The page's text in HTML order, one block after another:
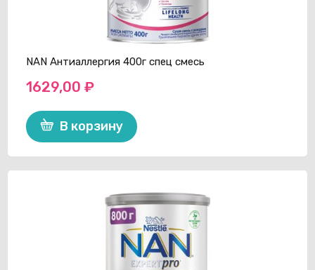
NAN Антиаллергия 400г спец смесь
1629,00₽
В корзину